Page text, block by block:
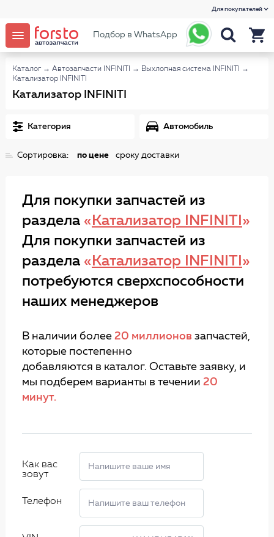
Для покупателей
Подбор в WhatsApp
Каталог → Автозапчасти INFINITI → Выхлопная система INFINITI
→
Катализатор INFINITI
Катализатор INFINITI
Категория Автомобиль
Сортировка: по цене сроку доставки
Для покупки запчастей из
раздела « Катализатор INFINITI »
Для покупки запчастей из
раздела « Катализатор INFINITI »
потребуются сверхспособности
наших менеджеров
В наличии более 20 миллионов запчастей,
которые постепенно
добавляются в каталог. Оставьте заявку, и
мы подберем варианты в течении 20
минут.
Как вас
зовут
Телефон